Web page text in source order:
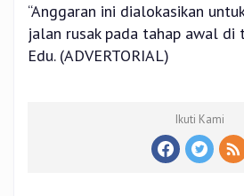
“Anggaran ini dialokasikan
jalan rusak pada tahap awal di
Edu. (ADVERTORIAL)
Ikuti Kami